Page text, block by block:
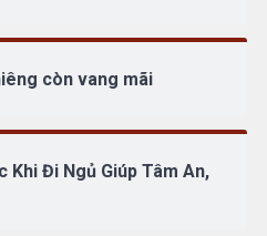
còn vang mãi
Khi Đi Ngủ Giúp Tâm An,